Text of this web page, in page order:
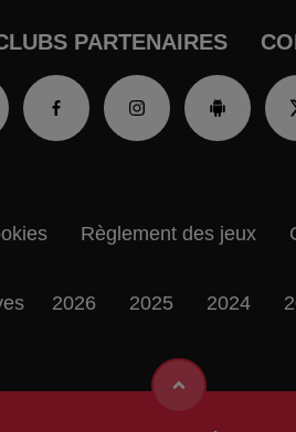
PARTENAIRES
Règlement des jeux
2026 2025 2024